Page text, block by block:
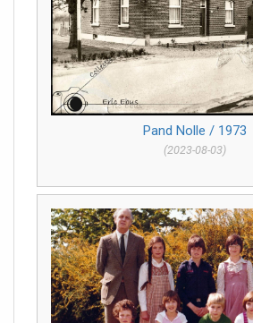
Pand Nolle / 1973
(2023-08-03)